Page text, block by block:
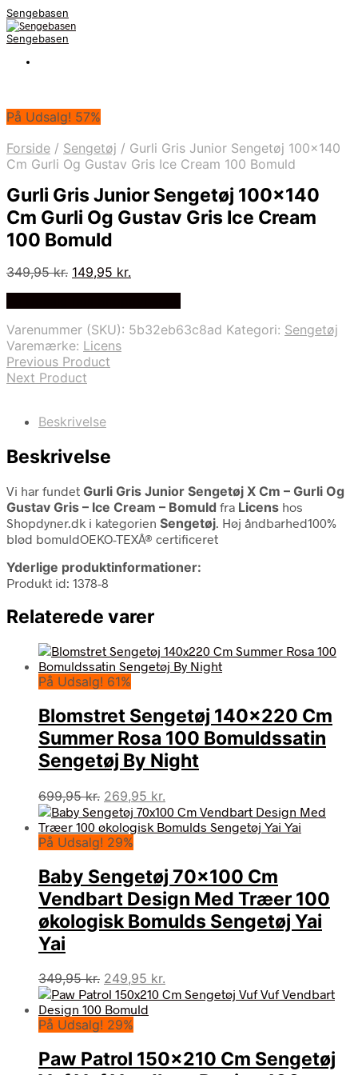
Sengebasen
Sengebasen
På Udsalg! 57%
Forside / Sengetøj / Gurli Gris Junior Sengetøj 100×140
Cm Gurli Og Gustav Gris Ice Cream 100 Bomuld
Gurli Gris Junior Sengetøj 100×140
Cm Gurli Og Gustav Gris Ice Cream
100 Bomuld
349,95kr. Den
349,95 kr..
149,95 kr.
149,95 kr..
Varenummer (SKU): 5b32eb63c8ad Kategori: Sengetøj
Varemærke: Licens
Previous Product
Next Product
Beskrivelse
Beskrivelse
Vi har fundet Gurli Gris Junior Sengetøj X Cm – Gurli Og
Gustav Gris – Ice Cream – Bomuld fra Licens hos
Shopdyner.dk i kategorien Sengetøj. Høj åndbarhed100%
blød bomuldOEKO-TEXÂ® certificeret
Yderlige produktinformationer:
Produkt id: 1378-8
Relaterede varer
På Udsalg! 61%
Blomstret Sengetøj 140×220 Cm
Summer Rosa 100 Bomuldssatin
Sengetøj By Night
699,95kr. Den
oprindelige
pris
var:
269,95 kr.
aktuelle
pris
På Udsalg! 29%
Baby Sengetøj 70×100 Cm
Vendbart Design Med Træer 100
økologisk Bomulds Sengetøj Yai
Yai
349,95kr. Den
oprindelige
pris
var:
249,95 kr.
aktuelle
På Udsalg! 29%
Paw Patrol 150×210 Cm Sengetøj